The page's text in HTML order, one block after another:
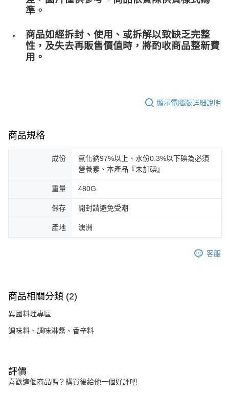
準。
商品如經拆封、使用、或拆解以致缺乏完整
性，及失去再販售價值時，將酌收商品整﻿新費
用。
顯示電腦版詳細說明
商品規格
成份
氯化鈉97%以上、水份0.3%以下碘為必須
營養素、本產品『未加碘』
重量 480G
保存 開封請避免受潮
產地 澳洲
客服
商品相關分類 (2)
異國料理專區
調味料、調味淋醬、香辛料
評價
喜歡這個商品嗎？購買後給他一個好評吧